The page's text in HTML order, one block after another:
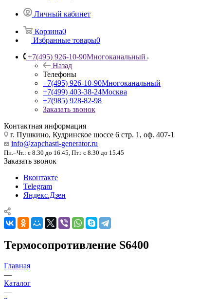
Личный кабинет
Корзина0
Избранные товары0
+7(495) 926-10-90Многоканальный
Назад
Телефоны
+7(495) 926-10-90Многоканальный
+7(499) 403-38-24Москва
+7(985) 928-82-98
Заказать звонок
Контактная информация
г. Пушкино, Кудринское шоссе 6 стр. 1, оф. 407-1
info@zapchasti-generator.ru
Пн.–Чт.: с 8.30 до 16.45, Пт.: с 8.30 до 15.45
Заказать звонок
Вконтакте
Telegram
Яндекс.Дзен
Термосопротивление S6400
Главная
—
Каталог
—